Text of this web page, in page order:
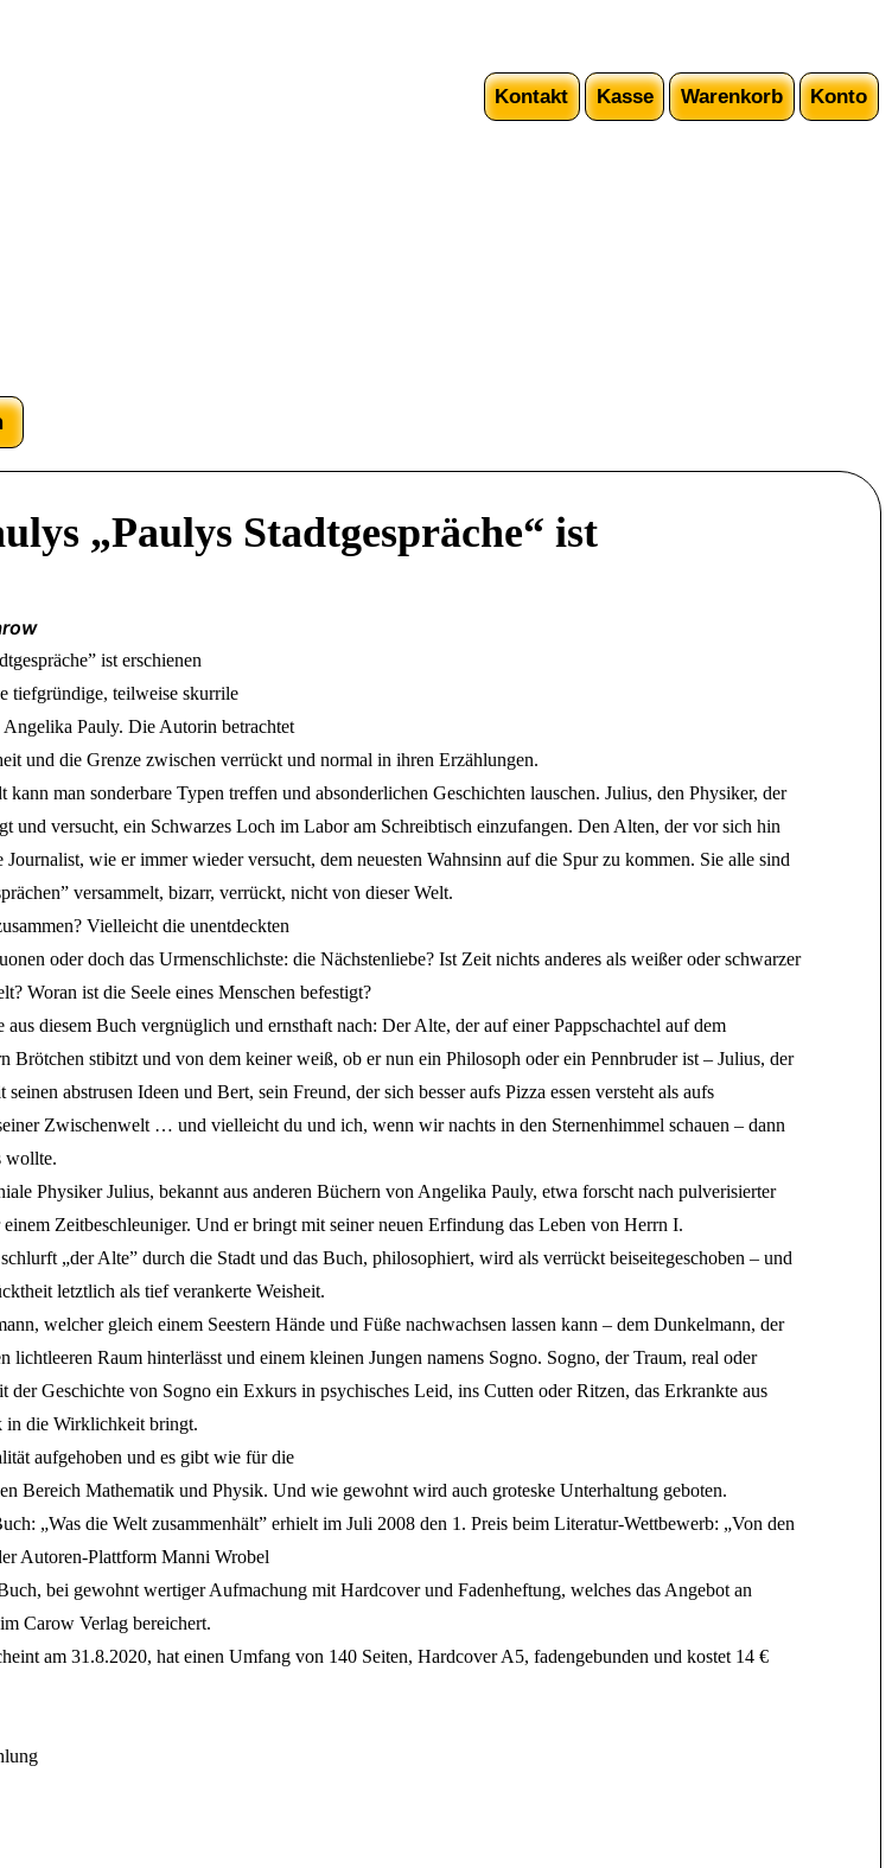
Kontakt Kasse Warenkorb Konto
„Paulys Stadtgespräche“ ist
ist erschienen
tiefgründige, teilweise skurrile
Pauly. Die Autorin betrachtet
und die Grenze zwischen verrückt und normal in ihren Erzählungen.
man sonderbare Typen treffen und absonderlichen Geschichten lauschen. Julius, den Physiker, der
und versucht, ein Schwarzes Loch im Labor am Schreibtisch einzufangen. Den Alten, der vor sich hin
wie er immer wieder versucht, dem neuesten Wahnsinn auf die Spur zu kommen. Sie alle sind
versammelt, bizarr, verrückt, nicht von dieser Welt.
Vielleicht die unentdeckten
oder doch das Urmenschlichste: die Nächstenliebe? Ist Zeit nichts anderes als weißer oder schwarzer
Woran ist die Seele eines Menschen befestigt?
aus diesem Buch vergnüglich und ernsthaft nach: Der Alte, der auf einer Pappschachtel auf dem
Brötchen stibitzt und von dem keiner weiß, ob er nun ein Philosoph oder ein Pennbruder ist – Julius, der
abstrusen Ideen und Bert, sein Freund, der sich besser aufs Pizza essen versteht als aufs
Zwischenwelt … und vielleicht du und ich, wenn wir nachts in den Sternenhimmel schauen – dann
wollte.
Physiker Julius, bekannt aus anderen Büchern von Angelika Pauly, etwa forscht nach pulverisierter
Zeitbeschleuniger. Und er bringt mit seiner neuen Erfindung das Leben von Herrn I.
„der Alte” durch die Stadt und das Buch, philosophiert, wird als verrückt beiseitegeschoben – und
letztlich als tief verankerte Weisheit.
welcher gleich einem Seestern Hände und Füße nachwachsen lassen kann – dem Dunkelmann, der
lichtleeren Raum hinterlässt und einem kleinen Jungen namens Sogno. Sogno, der Traum, real oder
Geschichte von Sogno ein Exkurs in psychisches Leid, ins Cutten oder Ritzen, das Erkrankte aus
in die Wirklichkeit bringt.
aufgehoben und es gibt wie für die
Bereich Mathematik und Physik. Und wie gewohnt wird auch groteske Unterhaltung geboten.
„Was die Welt zusammenhält” erhielt im Juli 2008 den 1. Preis beim Literatur-Wettbewerb: „Von den
Autoren-Plattform Manni Wrobel
bei gewohnt wertiger Aufmachung mit Hardcover und Fadenheftung, welches das Angebot an
Carow Verlag bereichert.
am 31.8.2020, hat einen Umfang von 140 Seiten, Hardcover A5, fadengebunden und kostet 14 €